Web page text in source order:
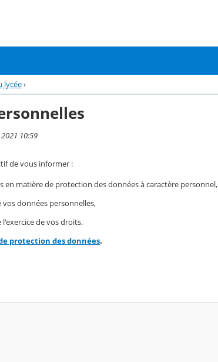
lycée›
10:59
de vous informer :
en matière de protection des données à caractère personnel,
données personnelles,
l'exercice de vos droits.
protection des données.